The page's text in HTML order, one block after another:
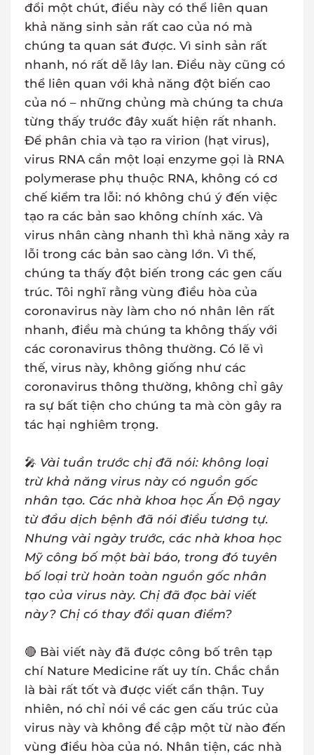
đổi một chút, điều này có thể liên quan
khả năng sinh sản rất cao của nó mà
chúng ta quan sát được. Vì sinh sản rất
nhanh, nó rất dễ lây lan. Điều này cũng có
thể liên quan với khả năng đột biến cao
của nó – những chủng mà chúng ta chưa
từng thấy trước đây xuất hiện rất nhanh.
Để phân chia và tạo ra virion (hạt virus),
virus RNA cần một loại enzyme gọi là RNA
polymerase phụ thuộc RNA, không có cơ
chế kiểm tra lỗi: nó không chú ý đến việc
tạo ra các bản sao không chính xác. Và
virus nhân càng nhanh thì khả năng xảy ra
lỗi trong các bản sao càng lớn. Vì thế,
chúng ta thấy đột biến trong các gen cấu
trúc. Tôi nghĩ rằng vùng điều hòa của
coronavirus này làm cho nó nhân lên rất
nhanh, điều mà chúng ta không thấy với
các coronavirus thông thường. Có lẽ vì
thế, virus này, không giống như các
coronavirus thông thường, không chỉ gây
ra sự bất tiện cho chúng ta mà còn gây ra
tác hại nghiêm trọng.
🎤 Vài tuần trước chị đã nói: không loại
trừ khả năng virus này có nguồn gốc
nhân tạo. Các nhà khoa học Ấn Độ ngay
từ đầu dịch bệnh đã nói điều tương tự.
Nhưng vài ngày trước, các nhà khoa học
Mỹ công bố một bài báo, trong đó tuyên
bố loại trừ hoàn toàn nguồn gốc nhân
tạo của virus này. Chị đã đọc bài viết
này? Chị có thay đổi quan điểm?
🔴 Bài viết này đã được công bố trên tạp
chí Nature Medicine rất uy tín. Chắc chắn
là bài rất tốt và được viết cẩn thận. Tuy
nhiên, nó chỉ nói về các gen cấu trúc của
virus này và không đề cập một từ nào đến
vùng điều hòa của nó. Nhân tiện, các nhà